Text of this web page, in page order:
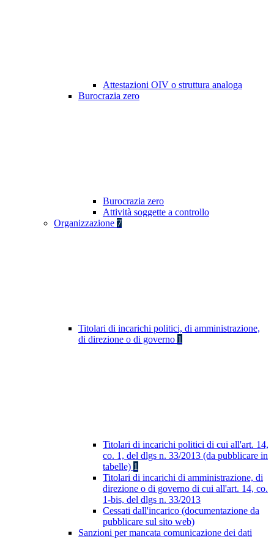
Attestazioni OIV o struttura analoga
Burocrazia zero
Burocrazia zero
Attività soggette a controllo
Organizzazione 7
Titolari di incarichi politici, di amministrazione,
di direzione o di governo 1
Titolari di incarichi politici di cui all'art. 14,
co. 1, del dlgs n. 33/2013 (da pubblicare in
tabelle) 1
Titolari di incarichi di amministrazione, di
direzione o di governo di cui all'art. 14, co.
1-bis, del dlgs n. 33/2013
Cessati dall'incarico (documentazione da
pubblicare sul sito web)
Sanzioni per mancata comunicazione dei dati